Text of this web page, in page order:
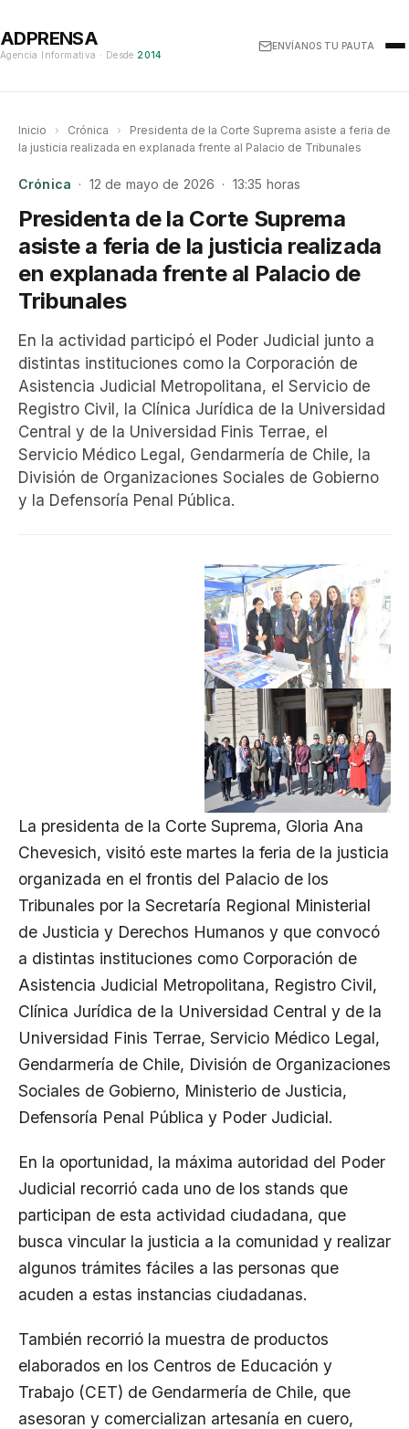
ADPRENSA
Agencia Informativa · Desde 2014
ENVÍANOS TU PAUTA
Inicio › Crónica ›
Presidenta de la Corte Suprema asiste a feria de
la justicia realizada en explanada frente al Palacio de Tribunales
Crónica · 12 de mayo de 2026 · 13:35 horas
Presidenta de la Corte Suprema
asiste a feria de la justicia realizada
en explanada frente al Palacio de
Tribunales
En la actividad participó el Poder Judicial junto a
distintas instituciones como la Corporación de
Asistencia Judicial Metropolitana, el Servicio de
Registro Civil, la Clínica Jurídica de la Universidad
Central y de la Universidad Finis Terrae, el
Servicio Médico Legal, Gendarmería de Chile, la
División de Organizaciones Sociales de Gobierno
y la Defensoría Penal Pública.
La presidenta de la Corte Suprema, Gloria Ana
Chevesich, visitó este martes la feria de la justicia
organizada en el frontis del Palacio de los
Tribunales por la Secretaría Regional Ministerial
de Justicia y Derechos Humanos y que convocó
a distintas instituciones como Corporación de
Asistencia Judicial Metropolitana, Registro Civil,
Clínica Jurídica de la Universidad Central y de la
Universidad Finis Terrae, Servicio Médico Legal,
Gendarmería de Chile, División de Organizaciones
Sociales de Gobierno, Ministerio de Justicia,
Defensoría Penal Pública y Poder Judicial.
En la oportunidad, la máxima autoridad del Poder
Judicial recorrió cada uno de los stands que
participan de esta actividad ciudadana, que
busca vincular la justicia a la comunidad y realizar
algunos trámites fáciles a las personas que
acuden a estas instancias ciudadanas.
También recorrió la muestra de productos
elaborados en los Centros de Educación y
Trabajo (CET) de Gendarmería de Chile, que
asesoran y comercializan artesanía en cuero,